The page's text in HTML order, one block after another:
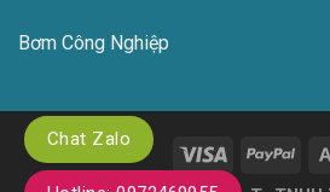
Chat Zalo
Bơm Công Nghiệp